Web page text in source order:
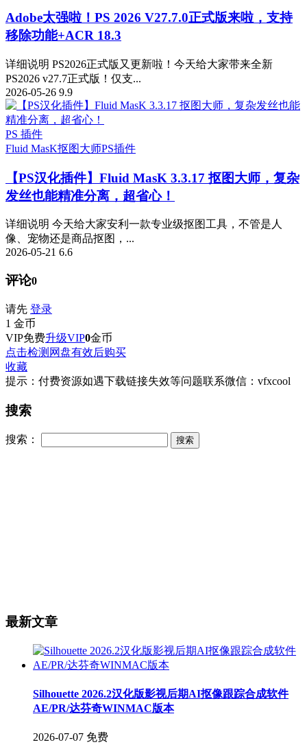
Adobe太强啦！PS 2026 V27.7.0正式版来啦，支持
移除功能+ACR 18.3
详细说明 PS2026正式版又更新啦！今天给大家带来全新
PS2026 v27.7正式版！仅支...
2026-05-26 9.9
PS 插件
Fluid MasK抠图大师PS插件
【PS汉化插件】Fluid MasK 3.3.17 抠图大师，复杂
发丝也能精准分离，超省心！
详细说明 今天给大家安利一款专业级抠图工具，不管是人
像、宠物还是商品抠图，...
2026-05-21 6.6
评论0
请先 登录
1 金币
VIP免费升级VIP0金币
点击检测网盘有效后购买
收藏
提示：付费资源如遇下载链接失效等问题联系微信：vfxcool
搜索
搜索：
最新文章
Silhouette 2026.2汉化版影视后期AI抠像跟踪合成软件
AE/PR/达芬奇WINMAC版本
2026-07-07 免费